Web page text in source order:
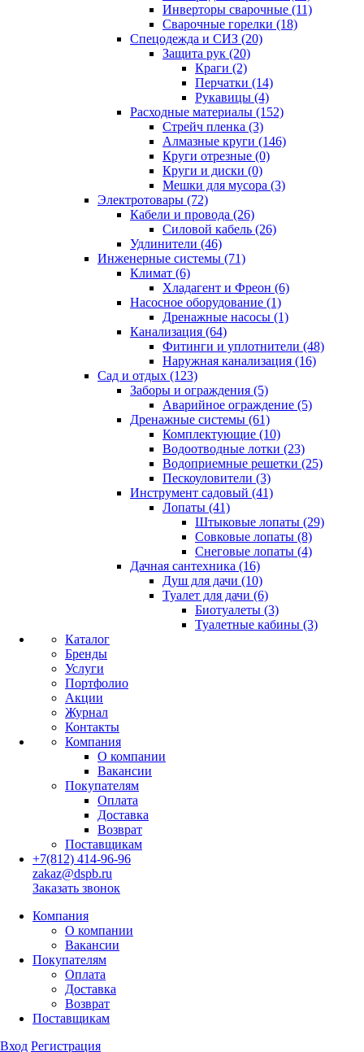
Инверторы сварочные (11)
Сварочные горелки (18)
Спецодежда и СИЗ (20)
Защита рук (20)
Краги (2)
Перчатки (14)
Рукавицы (4)
Расходные материалы (152)
Стрейч пленка (3)
Алмазные круги (146)
Круги отрезные (0)
Круги и диски (0)
Мешки для мусора (3)
Электротовары (72)
Кабели и провода (26)
Силовой кабель (26)
Удлинители (46)
Инженерные системы (71)
Климат (6)
Хладагент и Фреон (6)
Насосное оборудование (1)
Дренажные насосы (1)
Канализация (64)
Фитинги и уплотнители (48)
Наружная канализация (16)
Сад и отдых (123)
Заборы и ограждения (5)
Аварийное ограждение (5)
Дренажные системы (61)
Комплектующие (10)
Водоотводные лотки (23)
Водоприемные решетки (25)
Пескоуловители (3)
Инструмент садовый (41)
Лопаты (41)
Штыковые лопаты (29)
Совковые лопаты (8)
Снеговые лопаты (4)
Дачная сантехника (16)
Душ для дачи (10)
Туалет для дачи (6)
Биотуалеты (3)
Туалетные кабины (3)
Каталог
Бренды
Услуги
Портфолио
Акции
Журнал
Контакты
Компания
О компании
Вакансии
Покупателям
Оплата
Доставка
Возврат
Поставщикам
+7(812) 414-96-96
zakaz@dspb.ru
Заказать звонок
Компания
О компании
Вакансии
Покупателям
Оплата
Доставка
Возврат
Поставщикам
Вход Регистрация